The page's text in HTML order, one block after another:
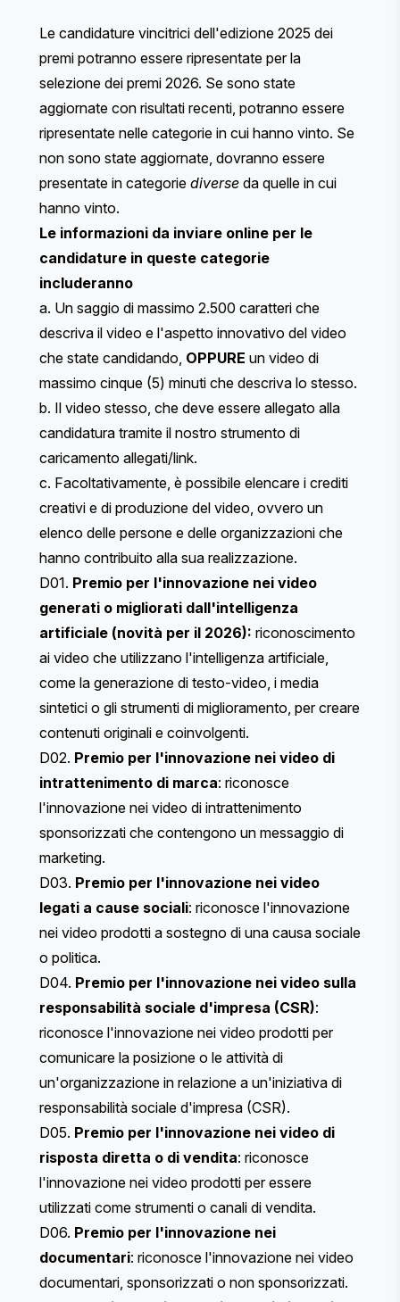
Le candidature vincitrici dell'edizione 2025 dei
premi potranno essere ripresentate per la
selezione dei premi 2026. Se sono state
aggiornate con risultati recenti, potranno essere
ripresentate nelle categorie in cui hanno vinto. Se
non sono state aggiornate, dovranno essere
presentate in categorie diverse da quelle in cui
hanno vinto.
Le informazioni da inviare online per le
candidature in queste categorie
includeranno
a. Un saggio di massimo 2.500 caratteri che
descriva il video e l'aspetto innovativo del video
che state candidando, OPPURE un video di
massimo cinque (5) minuti che descriva lo stesso.
b. Il video stesso, che deve essere allegato alla
candidatura tramite il nostro strumento di
caricamento allegati/link.
c. Facoltativamente, è possibile elencare i crediti
creativi e di produzione del video, ovvero un
elenco delle persone e delle organizzazioni che
hanno contribuito alla sua realizzazione.
D01. Premio per l'innovazione nei video
generati o migliorati dall'intelligenza
artificiale (novità per il 2026): riconoscimento
ai video che utilizzano l'intelligenza artificiale,
come la generazione di testo-video, i media
sintetici o gli strumenti di miglioramento, per creare
contenuti originali e coinvolgenti.
D02. Premio per l'innovazione nei video di
intrattenimento di marca: riconosce
l'innovazione nei video di intrattenimento
sponsorizzati che contengono un messaggio di
marketing.
D03. Premio per l'innovazione nei video
legati a cause sociali: riconosce l'innovazione
nei video prodotti a sostegno di una causa sociale
o politica.
D04. Premio per l'innovazione nei video sulla
responsabilità sociale d'impresa (CSR):
riconosce l'innovazione nei video prodotti per
comunicare la posizione o le attività di
un'organizzazione in relazione a un'iniziativa di
responsabilità sociale d'impresa (CSR).
D05. Premio per l'innovazione nei video di
risposta diretta o di vendita: riconosce
l'innovazione nei video prodotti per essere
utilizzati come strumenti o canali di vendita.
D06. Premio per l'innovazione nei
documentari: riconosce l'innovazione nei video
documentari, sponsorizzati o non sponsorizzati.